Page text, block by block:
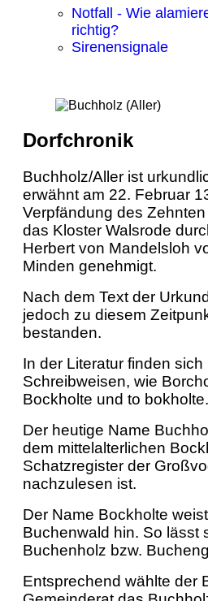
Notfall - Wie
richtig?
Sirenensignale
Dorfchronik
Buchholz/Aller ist
erwähnt am 22. Februar
Verpfändung des
das Kloster Walsrode
Herbert von Mandelsloh
Minden genehmigt.
Nach dem Text der
jedoch zu diesem
bestanden.
In der Literatur finden
Schreibweisen, wie
Bockholte und to bokholte.
Der heutige Name
dem mittelalterlichen
Schatzregister der
nachzulesen ist.
Der Name Bockholte
Buchenwald hin. So lässt
Buchenholz bzw.
Entsprechend wählte der